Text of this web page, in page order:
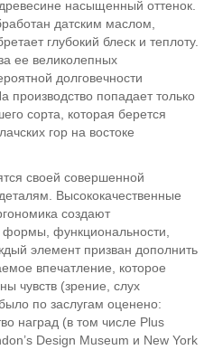
насыщенный оттенок.
датским маслом,
глубокий блеск и теплоту.
ее великолепных
долговечности
производство попадает только
сорта, которая берется
гор на востоке
своей совершенной
Высококачественные
создают
формы, функциональности,
элемент призван дополнить
впечатление, которое
чувств (зрение, слух
по заслугам оценено:
наград (в том числе Plus
Design Museum и New York